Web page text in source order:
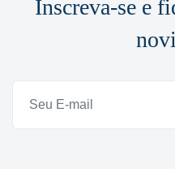
Inscreva-se e